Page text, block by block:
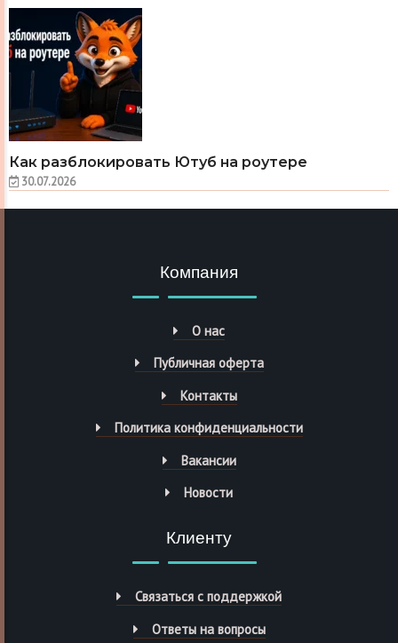
Как разблокировать Ютуб на роутере
30.07.2026
Компания
О нас
Публичная оферта
Контакты
Политика конфиденциальности
Вакансии
Новости
Клиенту
Связаться с поддержкой
Ответы на вопросы